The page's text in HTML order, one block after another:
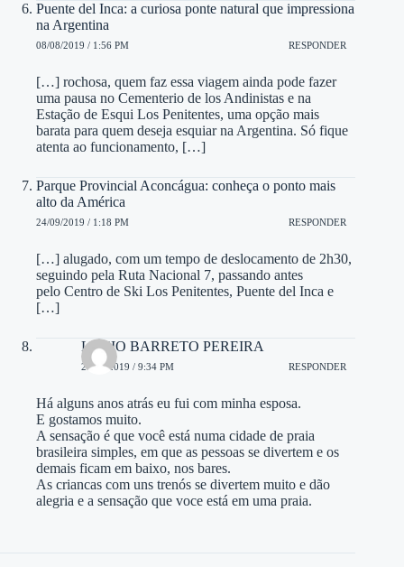
Puente del Inca: a curiosa ponte natural que impressiona
na Argentina
08/08/2019 / 1:56 PM RESPONDER
[…] rochosa, quem faz essa viagem ainda pode fazer
uma pausa no Cementerio de los Andinistas e na
Estação de Esqui Los Penitentes, uma opção mais
barata para quem deseja esquiar na Argentina. Só fique
atenta ao funcionamento, […]
Parque Provincial Aconcágua: conheça o ponto mais
alto da América
24/09/2019 / 1:18 PM RESPONDER
[…] alugado, com um tempo de deslocamento de 2h30,
seguindo pela Ruta Nacional 7, passando antes
pelo Centro de Ski Los Penitentes, Puente del Inca e
[…]
LUCIO BARRETO PEREIRA
28/12/2019 / 9:34 PM RESPONDER
Há alguns anos atrás eu fui com minha esposa.
E gostamos muito.
A sensação é que você está numa cidade de praia
brasileira simples, em que as pessoas se divertem e os
demais ficam em baixo, nos bares.
As criancas com uns trenós se divertem muito e dão
alegria e a sensação que voce está em uma praia.